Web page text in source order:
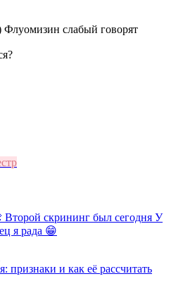
Флуомизин слабый говорят
скрининг был сегодня У
я рада 😁